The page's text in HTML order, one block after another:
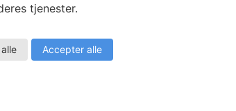
tjenester.
Accepter alle